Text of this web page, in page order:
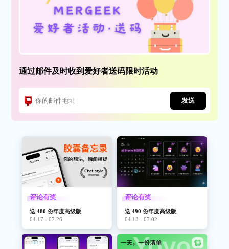
通过邮件及时收到爱好者送码限时活动
发送
评论有奖
送 480 份年度高级版
04.17 - 07.26
评论有奖
送 490 份年度高级版
04.13 - 07.02